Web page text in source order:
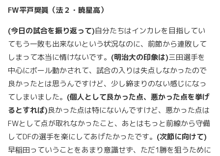
FW平戸奨眞（法２・暁星高）
(今日の試合を振り返って)自分たちはインカレを目指してい
てもう一敗も出来ないという状況なのに、前節から連敗して
しまって本当に情けないです。 (明治大の印象は)三田選手を
中心にボール動かされて、試合の入りは失点しなかったので
良かったとは思うんですけど、少し締まりのない感じになっ
てしまいました。 (個人として良かった点、悪かった点を挙げ
るとすれば)良かった点は特にないんですけど、悪かった点は
FWとして点が取れなかったこと、あとはもっと前線から守備
してDFの選手を楽にしてあげたかったです。 (次節に向けて)
早稲田っていうことをあまり意識せず、ただ1勝を狙うために